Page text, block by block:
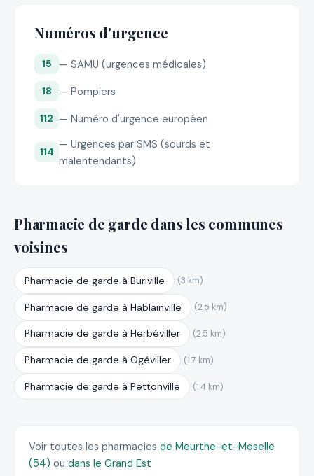
Numéros d'urgence
15 — SAMU (urgences médicales)
18 — Pompiers
112 — Numéro d'urgence européen
114
— Urgences par SMS (sourds et
malentendants)
Pharmacie de garde dans les communes
voisines
Pharmacie de garde à Buriville (3 km)
Pharmacie de garde à Hablainville (2.5 km)
Pharmacie de garde à Herbéviller (2.5 km)
Pharmacie de garde à Ogéviller (1.7 km)
Pharmacie de garde à Pettonville (1.4 km)
Voir toutes les pharmacies de Meurthe-et-Moselle
(54) ou dans le Grand Est